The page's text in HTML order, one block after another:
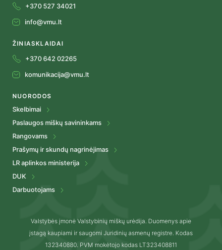
+370 527 34021
info@vmu.lt
ŽINIASKLAIDAI
+370 642 02265
komunikacija@vmu.lt
NUORODOS
Skelbimai
Paslaugos miškų savininkams
Rangovams
Prašymų ir skundų nagrinėjimas
LR aplinkos ministerija
DUK
Darbuotojams
Valstybės įmonė Valstybinių miškų urėdija. Duomenys apie
įstagą kaupiami ir saugomi Juridinių asmenų registre. Kodas
132340880. PVM mokėtojo kodas LT323408811